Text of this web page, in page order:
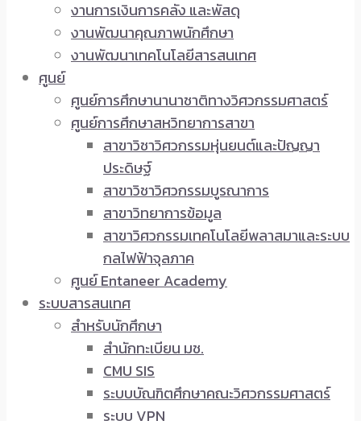
งานการเงินการคลัง และพัสดุ
งานพัฒนาคุณภาพนักศึกษา
งานพัฒนาเทคโนโลยีสารสนเทศ
ศูนย์
ศูนย์การศึกษานานาชาติทางวิศวกรรมศาสตร์
ศูนย์การศึกษาสหวิทยาการสาขา
สาขาวิชาวิศวกรรมหุ่นยนต์และปัญญา
ประดิษฐ์
สาขาวิชาวิศวกรรมบูรณาการ
สาขาวิทยาการข้อมูล
สาขาวิศวกรรมเทคโนโลยีพลาสมาและระบบ
กลไฟฟ้าจุลภาค
ศูนย์ Entaneer Academy
ระบบสารสนเทศ
สำหรับนักศึกษา
สำนักทะเบียน มช.
CMU SIS
ระบบบัณฑิตศึกษาคณะวิศวกรรมศาสตร์
ระบบ VPN